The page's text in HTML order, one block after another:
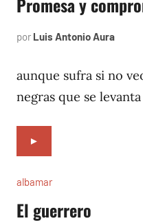
por Luis Antonio Aura
1996
aunque sufra si no
negras que se
►
albamar
El guerrero